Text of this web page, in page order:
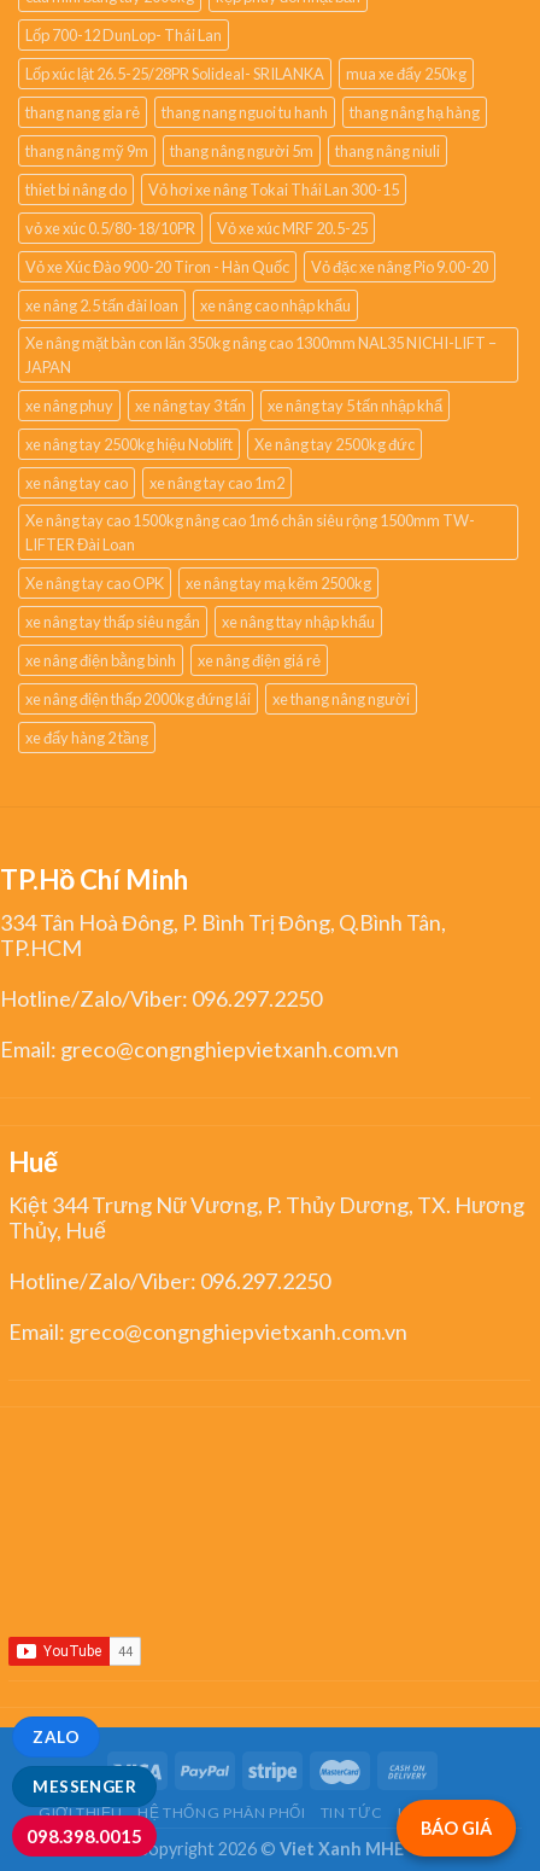
MESSENGER
ZALO
098.398.0015
Lốp 700-12 DunLop- Thái Lan
Lốp xúc lật 26.5-25/28PR Solideal- SRILANKA
mua xe đẩy 250kg
thang nang gia rẻ
thang nang nguoi tu hanh
thang nâng hạ hàng
thang nâng mỹ 9m
thang nâng người 5m
thang nâng niuli
thiet bi nâng do
Vỏ hơi xe nâng Tokai Thái Lan 300-15
vỏ xe xúc 0.5/80-18/10PR
Vỏ xe xúc MRF 20.5-25
Vỏ xe Xúc Đào 900-20 Tiron - Hàn Quốc
Vỏ đặc xe nâng Pio 9.00-20
xe nâng 2.5 tấn đài loan
xe nâng cao nhập khẩu
Xe nâng mặt bàn con lăn 350kg nâng cao 1300mm NAL35 NICHI-LIFT –
JAPAN
xe nâng phuy
xe nâng tay 3 tấn
xe nâng tay 5 tấn nhập khẩ
xe nâng tay 2500kg hiệu Noblift
Xe nâng tay 2500kg đức
xe nâng tay cao
xe nâng tay cao 1m2
Xe nâng tay cao 1500kg nâng cao 1m6 chân siêu rộng 1500mm TW-
LIFTER Đài Loan
Xe nâng tay cao OPK
xe nâng tay mạ kẽm 2500kg
xe nâng tay thấp siêu ngắn
xe nâng ttay nhập khẩu
xe nâng điện bằng bình
xe nâng điện giá rẻ
xe nâng điện thấp 2000kg đứng lái
xe thang nâng người
xe đẩy hàng 2 tầng
TP.Hồ Chí Minh
334 Tân Hoà Đông, P. Bình Trị Đông, Q.Bình Tân,
TP.HCM
Hotline/Zalo/Viber: 096.297.2250
Email: greco@congnghiepvietxanh.com.vn
Huế
Kiệt 344 Trưng Nữ Vương, P. Thủy Dương, TX. Hương
Thủy, Huế
Hotline/Zalo/Viber: 096.297.2250
Email: greco@congnghiepvietxanh.com.vn
BÁO GIÁ
GIỚI THIỆU HỆ THỐNG PHÂN PHỐI TIN TỨC LIÊN HỆ
Copyright 2026 © Viet Xanh MHE